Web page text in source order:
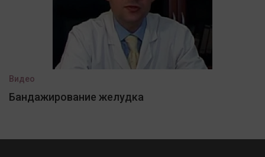
Видео
Бандажирование желудка